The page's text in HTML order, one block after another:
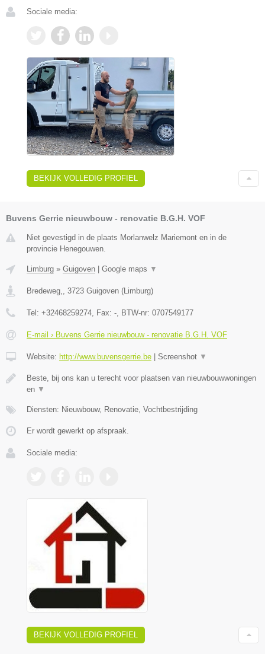
Sociale media:
BEKIJK VOLLEDIG PROFIEL
Buvens Gerrie nieuwbouw - renovatie B.G.H. VOF
Niet gevestigd in de plaats Morlanwelz Mariemont en in de
provincie Henegouwen.
Limburg » Guigoven Google maps ▼
Bredeweg, 3723 Guigoven ( Limburg)
Tel: +32468259274 , Fax: - , BTW-nr: 0707549177
E-mail › Buvens Gerrie nieuwbouw - renovatie B.G.H. VOF
Website: http://www.buvensgerrie.be Screenshot ▼
Beste, bij ons kan u terecht voor plaatsen van nieuwbouwwoningen
en ▼
Diensten: Nieuwbouw, Renovatie, Vochtbestrijding
Er wordt gewerkt op afspraak.
Sociale media:
BEKIJK VOLLEDIG PROFIEL